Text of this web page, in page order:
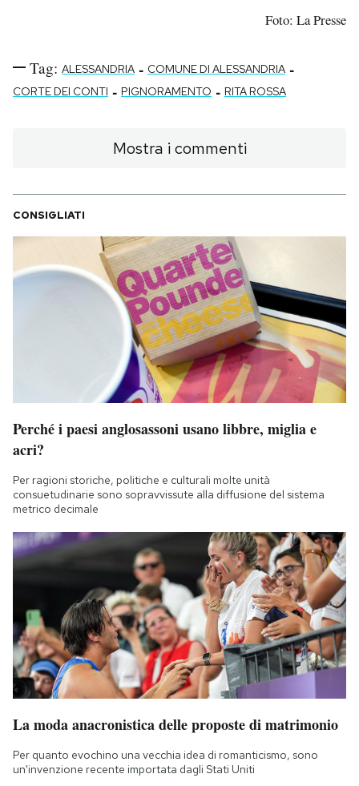
Foto: La Presse
Tag: ALESSANDRIA - COMUNE DI ALESSANDRIA -
CORTE DEI CONTI - PIGNORAMENTO - RITA ROSSA
Mostra i commenti
CONSIGLIATI
Perché i paesi anglosassoni usano libbre, miglia e
acri?
Per ragioni storiche, politiche e culturali molte unità
consuetudinarie sono sopravvissute alla diffusione del sistema
metrico decimale
La moda anacronistica delle proposte di matrimonio
Per quanto evochino una vecchia idea di romanticismo, sono
un'invenzione recente importata dagli Stati Uniti